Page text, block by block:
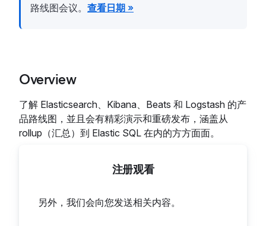
路线图会议。 查看日期 »
Overview
了解 Elasticsearch、Kibana、Beats 和 Logstash 的产
品路线图，並且会有精彩演示和重磅发布，涵盖从
rollup（汇总）到 Elastic SQL 在内的方方面面。
注册观看
另外，我们会向您发送相关内容。